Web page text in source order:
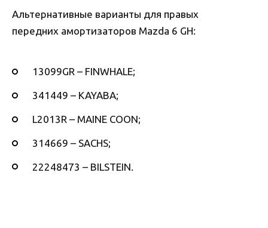
Альтернативные варианты для правых
передних амортизаторов Mazda 6 GH:
13099GR – FINWHALE;
341449 – KAYABA;
L2013R – MAINE COON;
314669 – SACHS;
22248473 – BILSTEIN.